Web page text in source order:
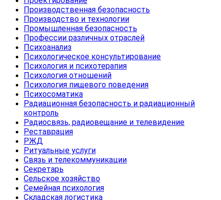
Производственная безопасность
Производство и технологии
Промышленная безопасность
Профессии различных отраслей
Психоанализ
Психологическое консультирование
Психология и психотерапия
Психология отношений
Психология пищевого поведения
Психосоматика
Радиационная безопасность и радиационный
контроль
Радиосвязь, радиовещание и телевидение
Реставрация
РЖД
Ритуальные услуги
Связь и телекоммуникации
Секретарь
Сельское хозяйство
Семейная психология
Складская логистика